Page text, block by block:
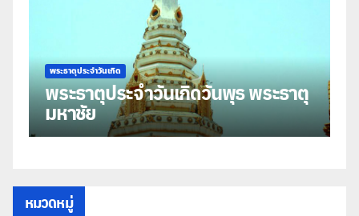
พระธาตุประจำวันเกิด
พระธาตุประจำวันเกิดวันพุธ พระธาตุ
มหาชัย
พระ
ธาตุ
หมวดหมู่